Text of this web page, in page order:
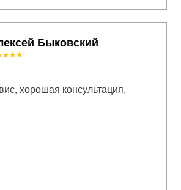
Быковский
хорошая консультация,